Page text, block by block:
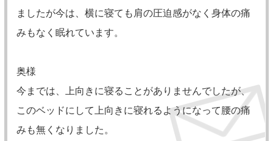
ましたが今は、横に寝ても肩の圧迫感がなく身体の痛
みもなく眠れています。
奥様
今までは、上向きに寝ることがありませんでしたが、
このベッドにして上向きに寝れるようになって腰の痛
みも無くなりました。